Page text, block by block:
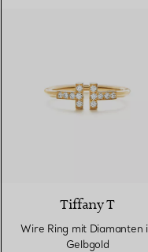
Tiffany T
Wire Ring mit Diamanten
Gelbgold